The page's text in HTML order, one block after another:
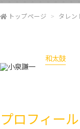
トップページ タレン
和太鼓
プロフィール